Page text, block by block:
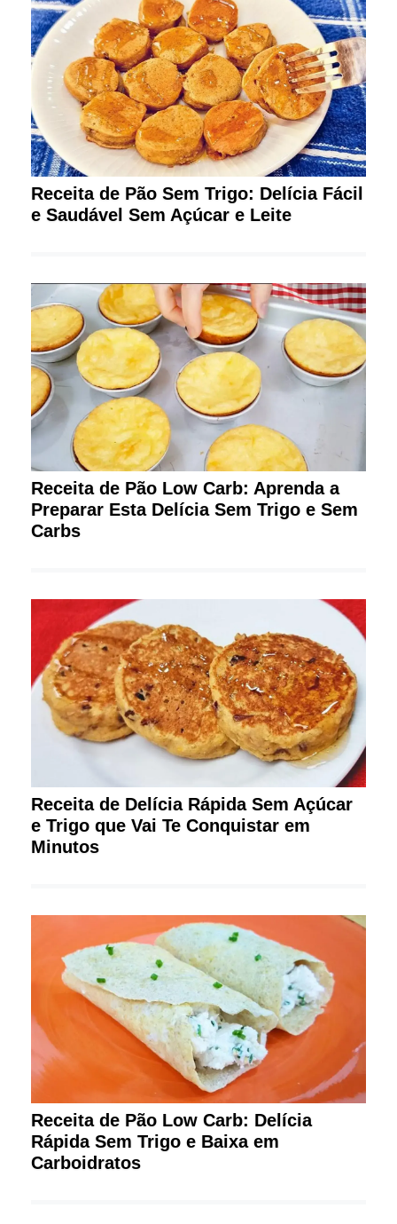
Receita de Pão Sem Trigo: Delícia Fácil
e Saudável Sem Açúcar e Leite
Receita de Pão Low Carb: Aprenda a
Preparar Esta Delícia Sem Trigo e Sem
Carbs
Receita de Delícia Rápida Sem Açúcar
e Trigo que Vai Te Conquistar em
Minutos
Receita de Pão Low Carb: Delícia
Rápida Sem Trigo e Baixa em
Carboidratos